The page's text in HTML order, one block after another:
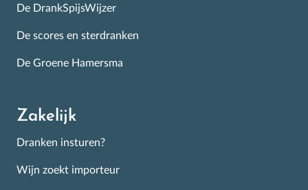
De DrankSpijsWijzer
De scores en sterdranken
De Groene Hamersma
Zakelijk
Dranken insturen?
Wijn zoekt importeur